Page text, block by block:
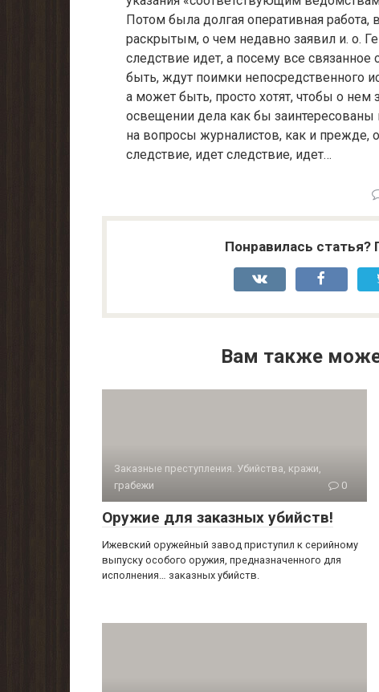
Потом была долгая оперативная работа,
раскрытым, о чем недавно заявил и. о.
следствие идет, а посему все
быть, ждут поимки непосредственного
а может быть, просто хотят, чтобы о
освещении дела как бы заинтересованы
на вопросы журналистов, как и прежде,
следствие, идет следствие, идет…
Понравилась
Вам также
Заказные преступления. Убийства, кражи,
грабежи
0
Оружие для заказных убийств!
Ижевский оружейный завод приступил к серийному
выпуску особого оружия, предназначенного для
исполнения… заказных убийств.